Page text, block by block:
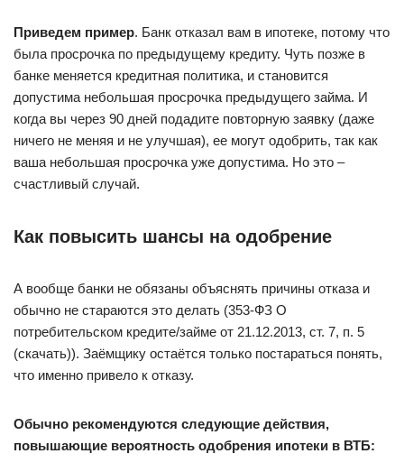
Приведем пример. Банк отказал вам в ипотеке, потому что
была просрочка по предыдущему кредиту. Чуть позже в
банке меняется кредитная политика, и становится
допустима небольшая просрочка предыдущего займа. И
когда вы через 90 дней подадите повторную заявку (даже
ничего не меняя и не улучшая), ее могут одобрить, так как
ваша небольшая просрочка уже допустима. Но это –
счастливый случай.
Как повысить шансы на одобрение
А вообще банки не обязаны объяснять причины отказа и
обычно не стараются это делать (353-ФЗ О
потребительском кредите/займе от 21.12.2013, ст. 7, п. 5
(скачать)). Заёмщику остаётся только постараться понять,
что именно привело к отказу.
Обычно рекомендуются следующие действия,
повышающие вероятность одобрения ипотеки в ВТБ: